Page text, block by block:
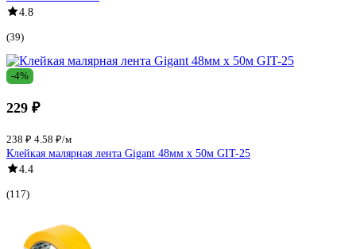
4.8
(39)
-4%
229 ₽
238 ₽ 4.58 ₽/м
Клейкая малярная лента Gigant 48мм x 50м GIT-25
4.4
(117)